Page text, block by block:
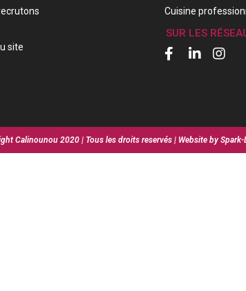
site
Cuisine
SUR LES
Calinounou 2020 | Tous les droits reservés | Website by Spark-